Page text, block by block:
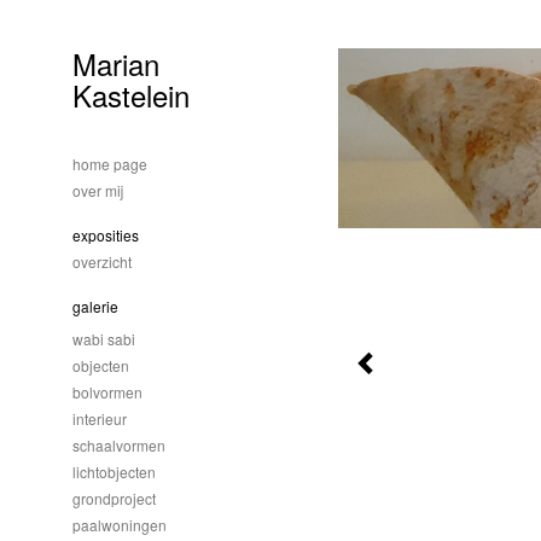
Marian
Kastelein
home page
over mij
exposities
overzicht
galerie
wabi sabi
objecten
bolvormen
interieur
schaalvormen
lichtobjecten
grondproject
paalwoningen